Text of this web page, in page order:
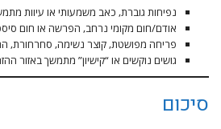
נפיחות גוברת, כאב משמעותי או עיוות
אודם/חום מקומי נרחב, הפרשה או חום
פריחה מפושטת, קוצר נשימה, סחרחורת,
גושים נוקשים או “קישיון” מתמשך באזור
סיכום